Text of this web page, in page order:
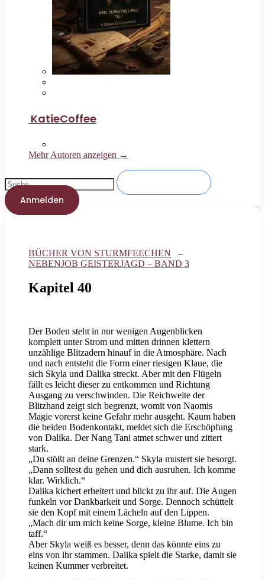
KatieCoffee
Mehr Autoren anzeigen →
Anmelden
BÜCHER VON STURMFEECHEN –
NEBENJOB GEISTERJAGD – BAND 3
Kapitel 40
Der Boden steht in nur wenigen Augenblicken
komplett unter Strom und mitten drinnen klettern
unzählige Blitzadern hinauf in die Atmosphäre. Nach
und nach entsteht die Form einer riesigen Klaue, die
sich Skyla und Dalika streckt. Aber mit den Flügeln
fällt es leicht dieser zu entkommen und Richtung
Ausgang zu verschwinden. Die Reichweite der
Blitzhand zeigt sich begrenzt, womit von Naomis
Magie vorerst keine Gefahr mehr ausgeht. Kaum haben
die beiden Bodenkontakt, meldet sich die Erschöpfung
von Dalika. Der Nang Tani atmet schwer und zittert
stark.
„Du stößt an deine Grenzen.“ Skyla mustert sie besorgt.
„Dann solltest du gehen und dich ausruhen. Ich komme
klar. Wirklich.“
Dalika kichert erheitert und blickt zu ihr auf. Die Augen
funkeln vor Dankbarkeit und Sorge. Dennoch schüttelt
sie den Kopf mit einem Lächeln auf den Lippen.
„Mach dir um mich keine Sorge, kleine Blume. Ich bin
taff.“
Aber Skyla weiß es besser, denn das könnte eins zu
eins von ihr stammen. Dalika spielt die Starke, damit sie
keinen Kummer verbreitet.